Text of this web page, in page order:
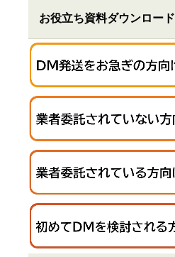
お役立ち資料ダウンロード